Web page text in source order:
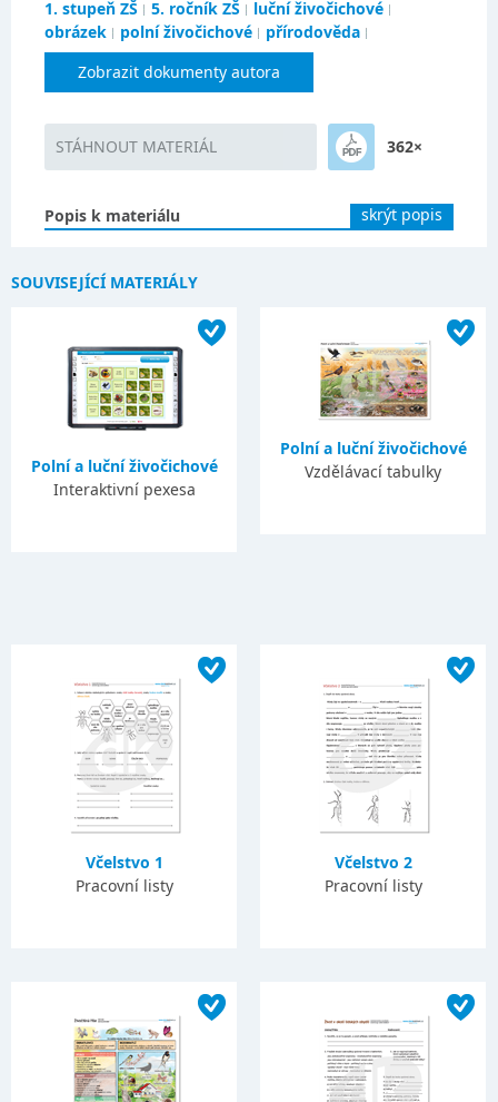
1. stupeň ZŠ
5. ročník ZŠ
luční živočichové
obrázek
polní živočichové
přírodověda
Zobrazit dokumenty autora
STÁHNOUT MATERIÁL 362×
Popis k materiálu skrýt popis
SOUVISEJÍCÍ MATERIÁLY
Polní a luční živočichové
Interaktivní pexesa
Polní a luční živočichové
Vzdělávací tabulky
Včelstvo 1
Pracovní listy
Včelstvo 2
Pracovní listy